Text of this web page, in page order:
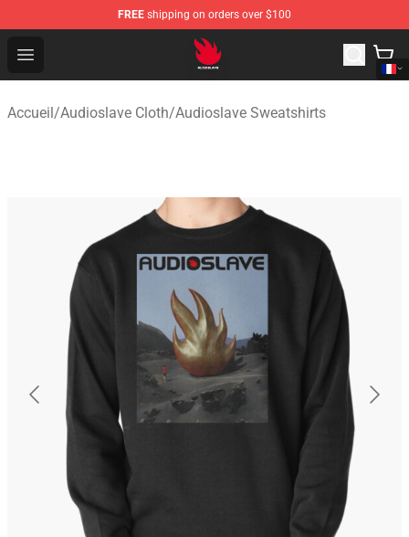
FREE shipping on orders over $100
Open menu
Audioslave Store - Official Audioslave Merchandise Shop
Accueil/Audioslave Cloth/Audioslave Sweatshirts